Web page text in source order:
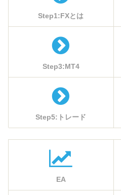
Step1:FXとは
Step3:MT4
Step5:トレード
EA